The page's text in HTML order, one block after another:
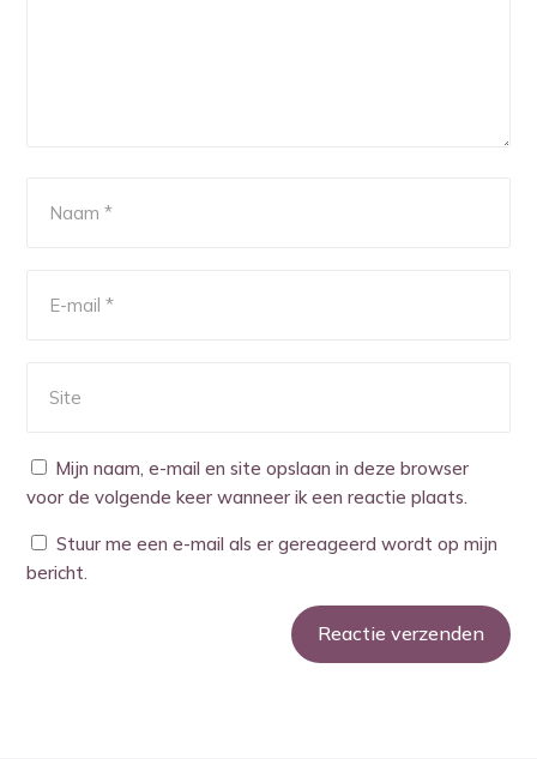
Mijn naam, e-mail en site opslaan in deze browser
voor de volgende keer wanneer ik een reactie plaats.
Stuur me een e-mail als er gereageerd wordt op mijn
bericht.
Reactie verzenden